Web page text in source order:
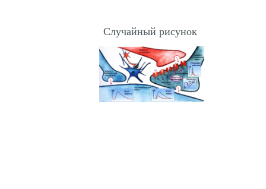
Случайный рисунок